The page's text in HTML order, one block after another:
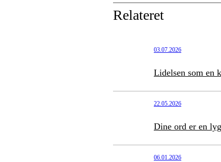
Relateret
03.07.2026
Lidelsen som en
22.05.2026
Dine ord er en
06.01.2026